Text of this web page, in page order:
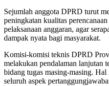
Sejumlah anggota DPRD turut
peningkatan kualitas
pelaksanaan anggaran, agar
dampak nyata bagi masyarakat.
Komisi-komisi teknis DPRD
melakukan pendalaman lanjutan
bidang tugas masing-masing.
seluruh aspek